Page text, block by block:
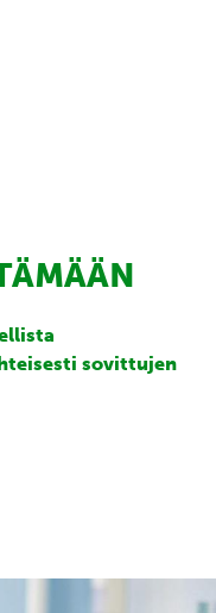
sovittujen